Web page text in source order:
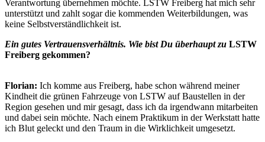
Verantwortung übernehmen möchte. LSTW Freiberg hat mich sehr
unterstützt und zahlt sogar die kommenden Weiterbildungen, was
keine Selbstverständlichkeit ist.
Ein gutes Vertrauensverhältnis. Wie bist Du überhaupt zu LSTW
Freiberg gekommen?
Florian: Ich komme aus Freiberg, habe schon während meiner
Kindheit die grünen Fahrzeuge von LSTW auf Baustellen in der
Region gesehen und mir gesagt, dass ich da irgendwann mitarbeiten
und dabei sein möchte. Nach einem Praktikum in der Werkstatt hatte
ich Blut geleckt und den Traum in die Wirklichkeit umgesetzt.